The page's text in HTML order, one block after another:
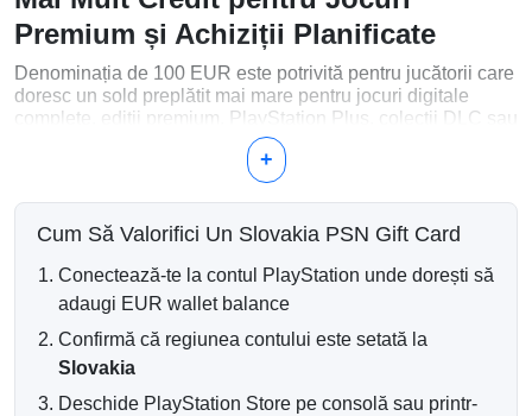
Premium și Achiziții Planificate
Denominația de 100 EUR este potrivită pentru jucătorii care
doresc un sold preplătit mai mare pentru jocuri digitale
complete, ediții premium, PlayStation Plus, colecții DLC sau
multiple achiziții din Magazinul PlayStation.
Ce Poți Cumpăra cu 100 EUR?
Jocuri digitale complete pentru PlayStation 4 și
Ediții premium, deluxe și complete
Abonamente și reînnoiri PlayStation Plus
Pachete DLC, expansiuni și sezoane de acces
Moneda din joc, addon-uri și extra-uri digitale
Livrare Digitală pe Email
+
Cum Să Valorifici Un Slovakia PSN Gift Card
Conectează-te la contul PlayStation unde dorești să
adaugi EUR wallet balance
Confirmă că regiunea contului este setată la
Slovakia
Deschide PlayStation Store pe consolă sau printr-